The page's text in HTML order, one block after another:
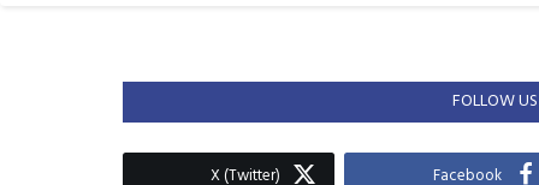
FOLLOW US
Facebook
X (Twitter)